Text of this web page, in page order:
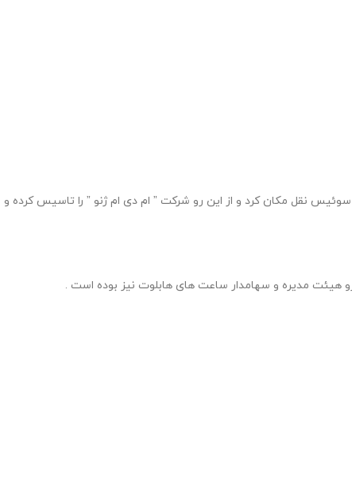
شرکت خود آنجارو ترک کرد و همچنین به ژنو سوئیس نقل مکان کرد و از این رو شرکت ” ام دی ام ژنو ” را تاسیس کرده و